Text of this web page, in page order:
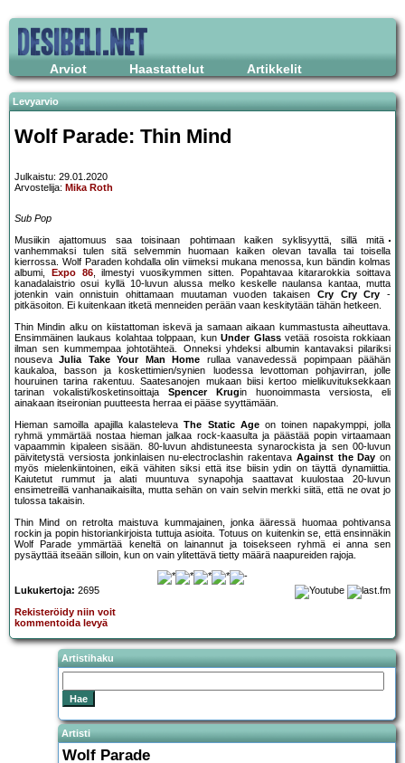
Arviot Haastattelut Artikkelit
Levyarvio
Wolf Parade: Thin Mind
Julkaistu: 29.01.2020
Arvostelija: Mika Roth
Sub Pop
Musiikin ajattomuus saa toisinaan pohtimaan kaiken syklisyyttä, sillä mitä
vanhemmaksi tulen sitä selvemmin huomaan kaiken olevan tavalla tai toisella
kierrossa. Wolf Paraden kohdalla olin viimeksi mukana menossa, kun bändin kolmas
albumi,
Expo 86, ilmestyi vuosikymmen sitten. Popahtavaa kitararokkia soittava
kanadalaistrio osui kyllä 10-luvun alussa melko keskelle naulansa kantaa, mutta
jotenkin vain onnistuin ohittamaan muutaman vuoden takaisen Cry Cry Cry -
pitkäsoiton. Ei kuitenkaan itketä menneiden perään vaan keskitytään tähän hetkeen.
Thin Mindin alku on kiistattoman iskevä ja samaan aikaan kummastusta aiheuttava.
Ensimmäinen laukaus kolahtaa tolppaan, kunUnder Glassvetää rosoista rokkiaan
ilman sen kummempaa johtotähteä. Onneksi yhdeksi albumin kantavaksi pilariksi
nousevaJulia Take Your Man Home rullaa vanavedessä popimpaan päähän
kaukaloa, basson ja koskettimien/synien luodessa levottoman pohjavirran, jolle
houruinen tarina rakentuu. Saatesanojen mukaan biisi kertoo mielikuvituksekkaan
tarinan vokalisti/kosketinsoittaja Spencer Krugin huonoimmasta versiosta, eli
ainakaan itseironian puutteesta herraa ei pääse syyttämään.
Hieman samoilla apajilla kalastelevaThe Static Ageon toinen napakymppi, jolla
ryhmä ymmärtää nostaa hieman jalkaa rock-kaasulta ja päästää popin virtaamaan
vapaammin kipaleen sisään. 80-luvun ahdistuneesta synarockista ja sen 00-luvun
päivitetystä versiosta jonkinlaisen nu-electroclashin rakentava Against the Day on
myös mielenkiintoinen, eikä vähiten siksi että itse biisin ydin on täyttä dynamiittia.
Kaiutetut rummut ja alati muuntuva synapohja saattavat kuulostaa 20-luvun
ensimetreillä vanhanaikaisilta, mutta sehän on vain selvin merkki siitä, että ne ovat jo
tulossa takaisin.
Thin Mind on retrolta maistuva kummajainen, jonka ääressä huomaa pohtivansa
rockin ja popin historiankirjoista tuttuja asioita. Totuus on kuitenkin se, että ensinnäkin
Wolf Parade ymmärtää keneltä on lainannut ja toisekseen ryhmä ei anna sen
pysäyttää itseään silloin, kun on vain ylitettävä tietty määrä naapureiden rajoja.
Lukukertoja: 2695
Rekisteröidy niin voit
kommentoida levyä
Artistihaku
Artisti
Wolf Parade